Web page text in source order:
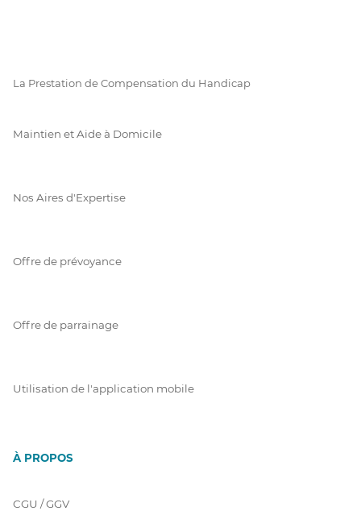
La Prestation de Compensation du Handicap
Maintien et Aide à Domicile
Nos Aires d'Expertise
Offre de prévoyance
Offre de parrainage
Utilisation de l'application mobile
À PROPOS
CGU / GGV